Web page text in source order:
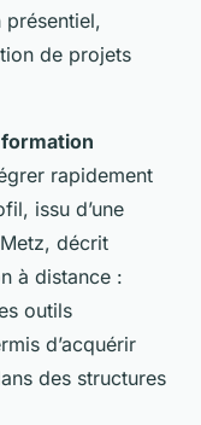
de projets
formation
rapidement
issu d’une
décrit
à distance :
outils
d’acquérir
des structures